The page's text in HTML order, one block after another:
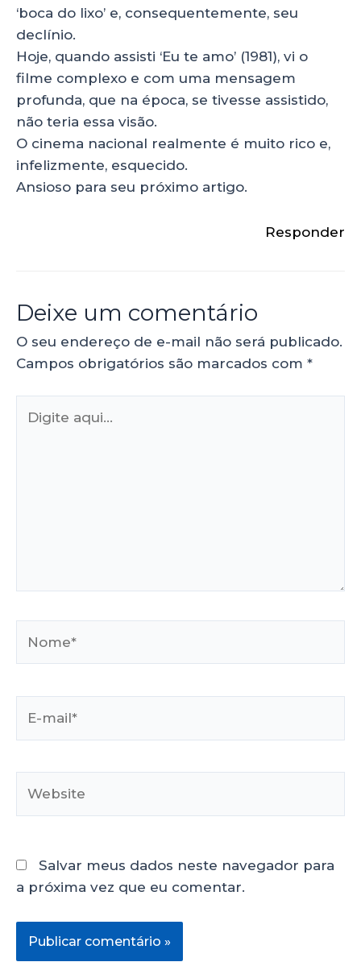
‘boca do lixo’ e, consequentemente, seu
declínio.
Hoje, quando assisti ‘Eu te amo’ (1981), vi o
filme complexo e com uma mensagem
profunda, que na época, se tivesse assistido,
não teria essa visão.
O cinema nacional realmente é muito rico e,
infelizmente, esquecido.
Ansioso para seu próximo artigo.
Responder
Deixe um comentário
O seu endereço de e-mail não será publicado.
Campos obrigatórios são marcados com *
Salvar meus dados neste navegador para
a próxima vez que eu comentar.